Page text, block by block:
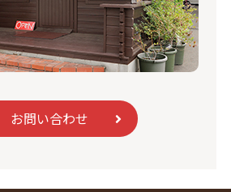
お問い合わせ